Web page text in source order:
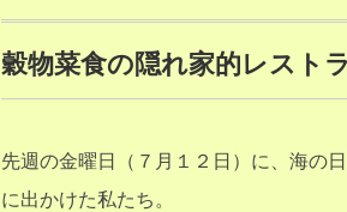
穀物菜食の隠れ家的レスト
先週の金曜日（７月１２日）に、海の
に出かけた私たち。